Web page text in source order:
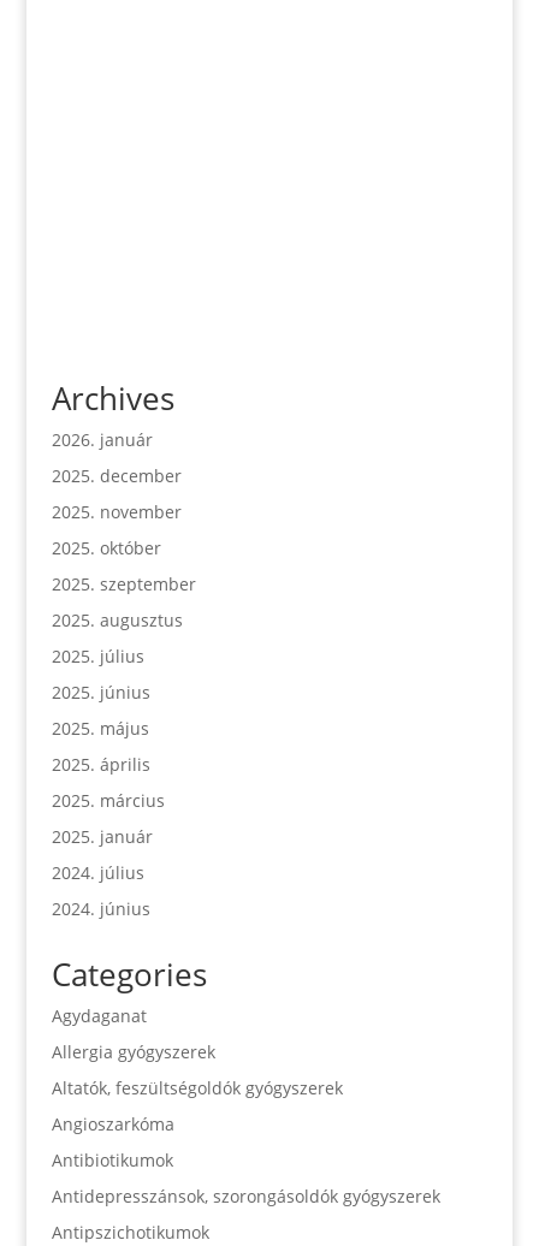
Archives
2026. január
2025. december
2025. november
2025. október
2025. szeptember
2025. augusztus
2025. július
2025. június
2025. május
2025. április
2025. március
2025. január
2024. július
2024. június
Categories
Agydaganat
Allergia gyógyszerek
Altatók, feszültségoldók gyógyszerek
Angioszarkóma
Antibiotikumok
Antidepresszánsok, szorongásoldók gyógyszerek
Antipszichotikumok